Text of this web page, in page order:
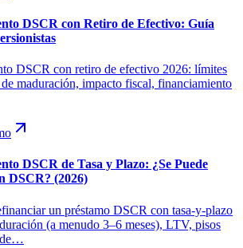
DSCR con Retiro de Efectivo: Guía
DSCR con retiro de efectivo 2026: límites
maduración, impacto fiscal, financiamiento
DSCR de Tasa y Plazo: ¿Se Puede
DSCR? (2026)
un préstamo DSCR con tasa-y-plazo
(a menudo 3–6 meses), LTV, pisos
de…